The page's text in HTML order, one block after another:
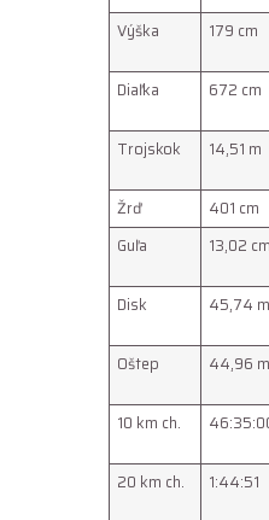
Výška 179 cm
Diaľka 672 cm
Trojskok 14,51 m
Žrď 401 cm
Guľa
13,02 cm
Disk 45,74 m
Oštep 44,96 m
10 km ch.
20 km ch. 1:44:51